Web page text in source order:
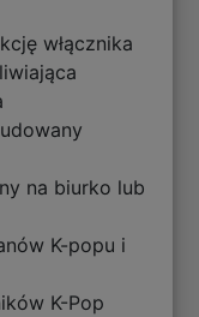
włącznika
na biurko lub
K-popu i
K-Pop